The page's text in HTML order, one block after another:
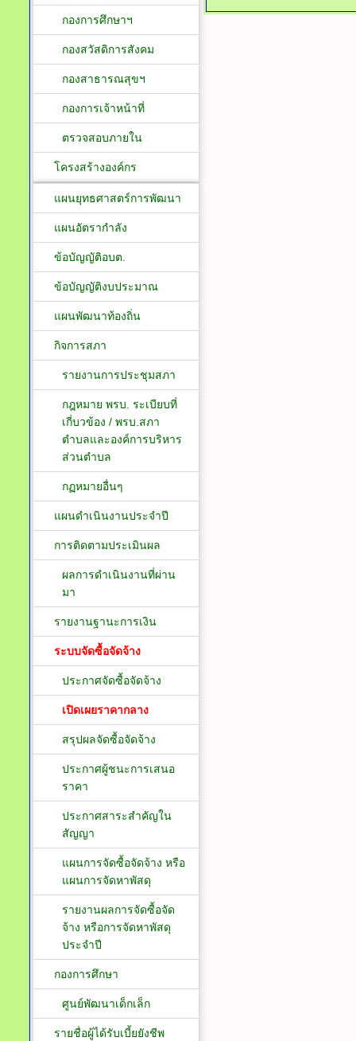
กองการศึกษาฯ
กองสวัสดิการสังคม
กองสาธารณสุขฯ
กองการเจ้าหน้าที่
ตรวจสอบภายใน
โครงสร้างองค์กร
แผนยุทธศาสตร์การพัฒนา
แผนอัตรากำลัง
ข้อบัญญัติอบต.
ข้อบัญญัติงบประมาณ
แผนพัฒนาท้องถิ่น
กิจการสภา
รายงานการประชุมสภา
กฎหมาย พรบ. ระเบียบที่
เกี่บวข้อง / พรบ.สภา
ตำบลและองค์การบริหาร
ส่วนตำบล
กฏหมายอื่นๆ
แผนดำเนินงานประจำปี
การติดตามประเมินผล
ผลการดำเนินงานที่ผ่าน
มา
รายงานฐานะการเงิน
ระบบจัดซื้อจัดจ้าง
ประกาศจัดซื้อจัดจ้าง
เปิดเผยราคากลาง
สรุปผลจัดซื้อจัดจ้าง
ประกาศผู้ชนะการเสนอ
ราคา
ประกาศสาระสำคัญใน
สัญญา
แผนการจัดซื้อจัดจ้าง หรือ
แผนการจัดหาพัสดุ
รายงานผลการจัดซื้อจัด
จ้าง หรือการจัดหาพัสดุ
ประจำปี
กองการศึกษา
ศูนย์พัฒนาเด็กเล็ก
รายชื่อผู้ได้รับเบี้ยยังชีพ